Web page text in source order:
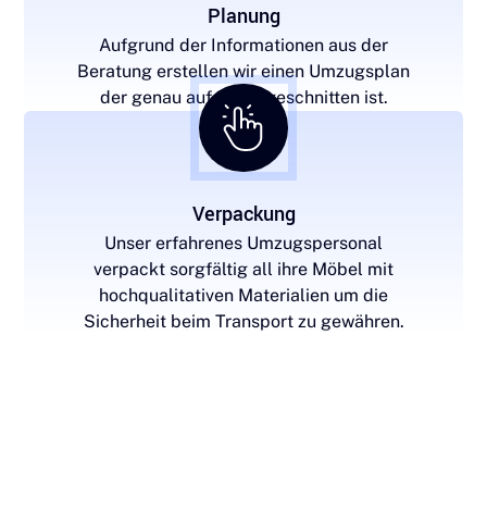
Planung
Aufgrund der Informationen aus der
Beratung erstellen wir einen Umzugsplan
der genau auf Sie zugeschnitten ist.
Verpackung
Unser erfahrenes Umzugspersonal
verpackt sorgfältig all ihre Möbel mit
hochqualitativen Materialien um die
Sicherheit beim Transport zu gewähren.